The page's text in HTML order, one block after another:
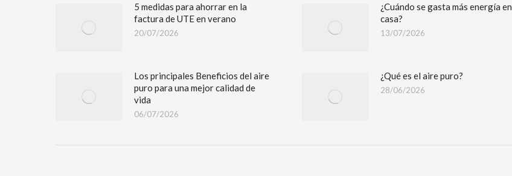
5 medidas para ahorrar en la
factura de UTE en verano
20/07/2026
¿Cuándo se gasta más energía en
casa?
13/07/2026
Los principales Beneficios del aire
puro para una mejor calidad de
vida
06/07/2026
¿Qué es el aire puro?
28/06/2026